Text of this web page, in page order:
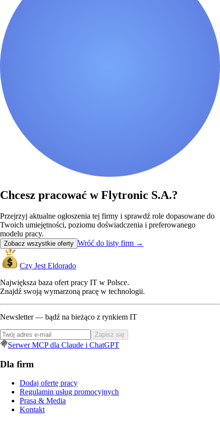
Chcesz pracować w Flytronic S.A.?
Przejrzyj aktualne ogłoszenia tej firmy i sprawdź role dopasowane do
Twoich umiejętności, poziomu doświadczenia i preferowanego
modelu pracy.
Zobacz wszystkie oferty Wróć do listy firm →
Czy Jest Eldorado
Największa baza ofert pracy IT w Polsce.
Znajdź swoją wymarzoną pracę w technologii.
Newsletter — bądź na bieżąco z rynkiem IT
Zapisz się
Serwer MCP dla Claude i ChatGPT
Dla firm
Dodaj ofertę pracy
Regulamin usług promocyjnych
Prasa & Media
Kontakt